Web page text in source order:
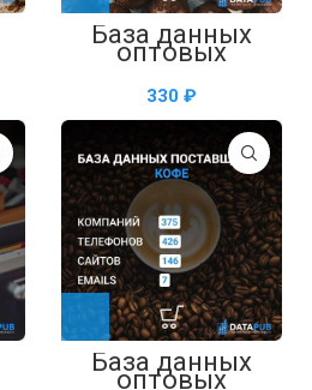
База данных
оптовых
поставщиков
кондитерских
изделий —
таблица в Excel
₽
База данных
оптовых